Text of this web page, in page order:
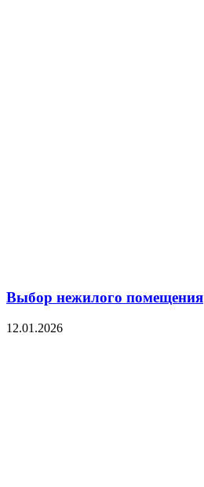
Выбор нежилого помещения
12.01.2026